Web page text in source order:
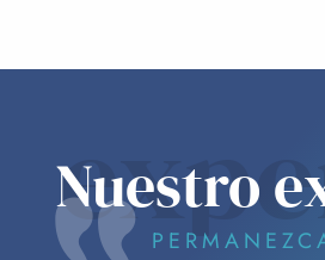
Nuestro